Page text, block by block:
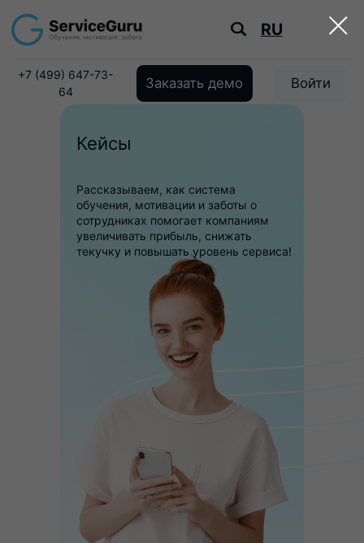
Кейсы
Рассказываем, как система
обучения, мотивации и заботы о
сотрудниках помогает компаниям
увеличивать прибыль, снижать
текучку и повышать уровень сервиса!